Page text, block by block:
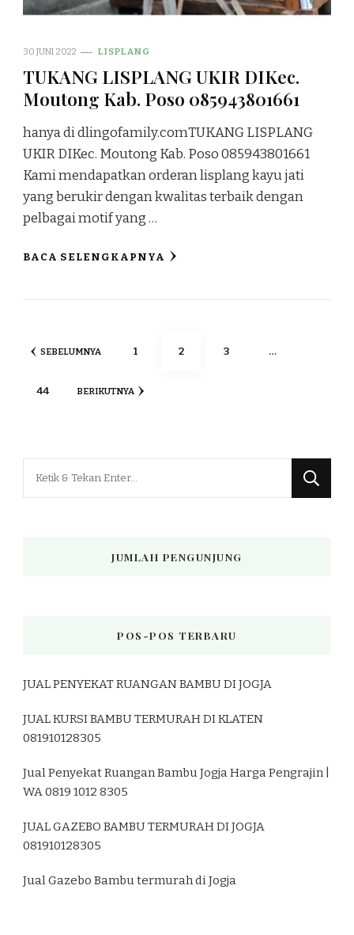
30 JUNI 2022 LISPLANG
TUKANG LISPLANG UKIR DIKec.
Moutong Kab. Poso 085943801661
hanya di dlingofamily.comTUKANG LISPLANG
UKIR DIKec. Moutong Kab. Poso 085943801661
Kami mendapatkan orderan lisplang kayu jati
yang berukir dengan kwalitas terbaik dengan
pelbagai motif yang …
BACA SELENGKAPNYA
Paginasi
SEBELUMNYA HALAMAN
1 HALAMAN
2 HALAMAN
3 …
HALAMAN
44 BERIKUTNYA
JUMLAH PENGUNJUNG
POS-POS TERBARU
JUAL PENYEKAT RUANGAN BAMBU DI JOGJA
JUAL KURSI BAMBU TERMURAH DI KLATEN
081910128305
Jual Penyekat Ruangan Bambu Jogja Harga Pengrajin |
WA 0819 1012 8305
JUAL GAZEBO BAMBU TERMURAH DI JOGJA
081910128305
Jual Gazebo Bambu termurah di Jogja